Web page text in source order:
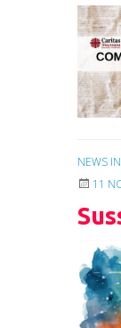
NEWS
11